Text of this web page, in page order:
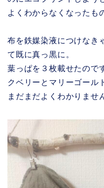
よくわからなくなったも
布を鉄媒染液につけなき
て既に真っ黒に。
葉っぱを３枚載せたので
クベリーとマリーゴール
まだまだよくわかりませ